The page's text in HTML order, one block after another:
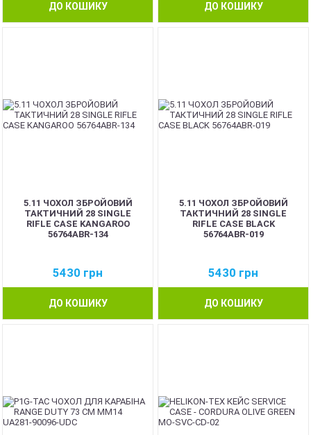
ДО КОШИКУ ДО КОШИКУ
5.11 ЧОХОЛ ЗБРОЙОВИЙ
ТАКТИЧНИЙ 28 SINGLE
RIFLE CASE KANGAROO
56764ABR-134
5430 грн
ДО КОШИКУ
5.11 ЧОХОЛ ЗБРОЙОВИЙ
ТАКТИЧНИЙ 28 SINGLE
RIFLE CASE BLACK
56764ABR-019
5430 грн
ДО КОШИКУ